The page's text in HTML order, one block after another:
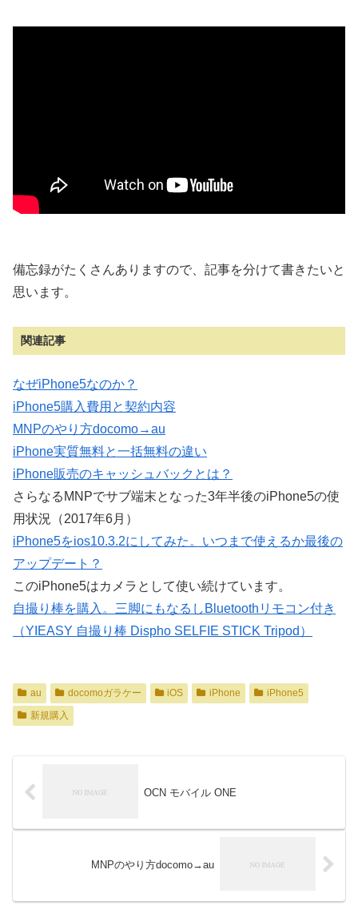
備忘録がたくさんありますので、記事を分けて書きたいと
思います。
関連記事
なぜiPhone5なのか？
iPhone5購入費用と契約内容
MNPのやり方docomo→au
iPhone実質無料と一括無料の違い
iPhone販売のキャッシュバックとは？
さらなるMNPでサブ端末となった3年半後のiPhone5の使
用状況（2017年6月）
iPhone5をios10.3.2にしてみた。いつまで使えるか最後の
アップデート？
このiPhone5はカメラとして使い続けています。
自撮り棒を購入。三脚にもなるしBluetoothリモコン付き
（YIEASY 自撮り棒 Dispho SELFIE STICK Tripod）
au docomoガラケー iOS iPhone
iPhone5
新規購入
OCN モバイル ONE
MNPのやり方docomo→au